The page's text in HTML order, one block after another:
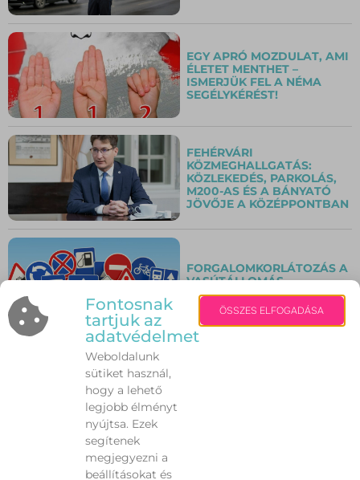
EGY APRÓ MOZDULAT, AMI
ÉLETET MENTHET –
ISMERJÜK FEL A NÉMA
SEGÉLYKÉRÉST!
FEHÉRVÁRI
KÖZMEGHALLGATÁS:
KÖZLEKEDÉS, PARKOLÁS,
M200-AS ÉS A BÁNYATÓ
JÖVŐJE A KÖZÉPPONTBAN
FORGALOMKORLÁTOZÁS A
VASÚTÁLLOMÁS
KÖRNYÉKÉN
Fontosnak
tartjuk az
adatvédelmet
Weboldalunk
sütiket használ,
hogy a lehető
legjobb élményt
nyújtsa. Ezek
segítenek
megjegyezni a
beállításokat és
ÖSSZES ELFOGADÁSA